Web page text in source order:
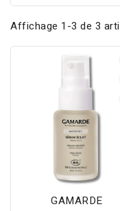
Affichage 1-3 de 3
GAMARDE